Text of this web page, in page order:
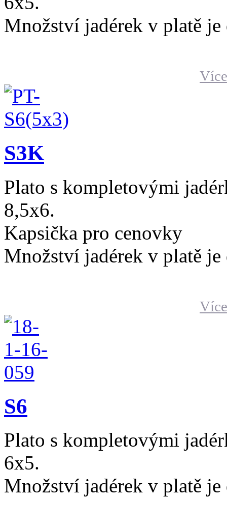
Množství jadérek v platě
S3K
Plato s kompletovými
8,5x6.
Kapsička pro cenovky
Množství jadérek v platě
S6
Plato s kompletovými
6x5.
Množství jadérek v platě